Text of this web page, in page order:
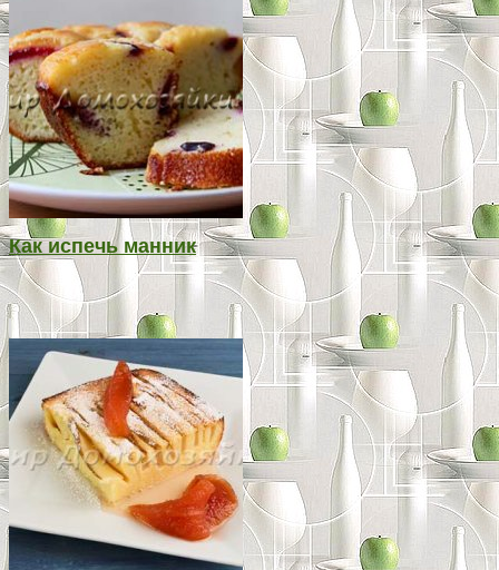
Как испечь манник